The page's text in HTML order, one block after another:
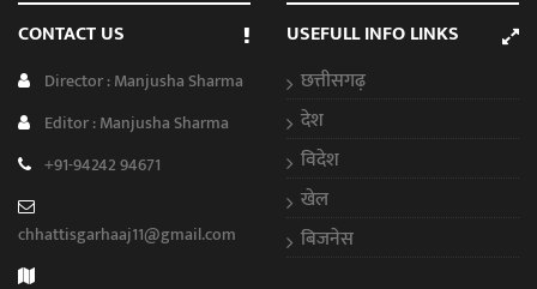
CONTACT US
Director : Manjusha Sharma
Editor : Manjusha Sharma
+91-94242 94671
chhattisgarhaaj11@gmail.com
USEFULL INFO LINKS
छत्तीसगढ़
देश
विदेश
खेल
बिजनेस